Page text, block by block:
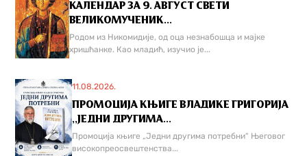
КАЛЕНДАР ЗА 9. АВГУСТ СВЕТИ
ВЕЛИКОМУЧЕНИК...
Родом из Никомидије, од оца незнабошца и мајке
хришћанке. Као младић, изучио је...
11.08.2026.
ПРОМОЦИЈА КЊИГЕ ВЛАДИКЕ ГРИГОРИЈА
,,ЈЕДНИ ДРУГИМА...
Промоција књиге „Једни другима потребни“ Његовог
високопреосвештенства...